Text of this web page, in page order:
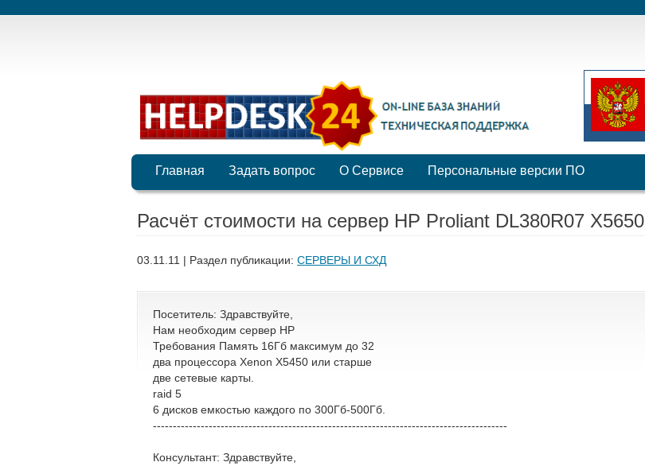
Главная Задать вопрос О Сервисе Персональные версии ПО
Расчёт стоимости на сервер HP Proliant DL380R07 X5650
03.11.11 | Раздел публикации: СЕРВЕРЫ И СХД
Посетитель: Здравствуйте,
Нам необходим сервер HP
Требования Память 16Гб максимум до 32
два процессора Xenon X5450 или старше
две сетевые карты.
raid 5
6 дисков емкостью каждого по 300Гб-500Гб.
-----------------------------------------------------------------------------------------
Консультант: Здравствуйте,